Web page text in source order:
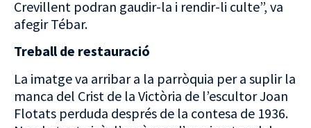
Crevillent podran gaudir-la i rendir-li culte”, va
afegir Tébar.
Treball de restauració
La imatge va arribar a la parròquia per a suplir la
manca del Crist de la Victòria de l’escultor Joan
Flotats perduda després de la contesa de 1936.